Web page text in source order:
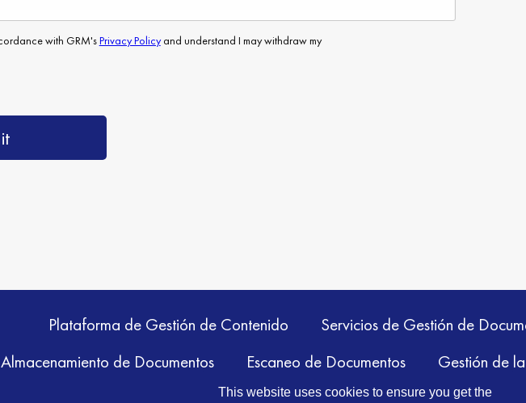
This website uses cookies to ensure you get the
Plataforma de Gestión de Contenido
Servicios de Gestión de
Almacenamiento de Documentos
Escaneo de Documentos
Gestión de
Contáctenos